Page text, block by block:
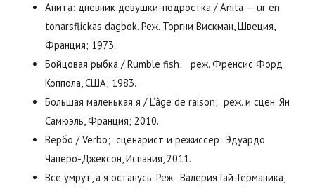
Анита: дневник девушки-подростка / Anita — ur en
tonarsflickas dagbok. Реж. Торгни Вискман, Швеция,
Франция; 1973.
Бойцовая рыбка / Rumble fish; реж. Френсис Форд
Коппола, США; 1983.
Большая маленькая я / L’âge de raison; реж. и сцен. Ян
Самюэль, Франция; 2010.
Вербо / Verbo; сценарист и режиссёр: Эдуардо
Чаперо-Джексон, Испания, 2011.
Все умрут, а я останусь. Реж. Валерия Гай-Германика,